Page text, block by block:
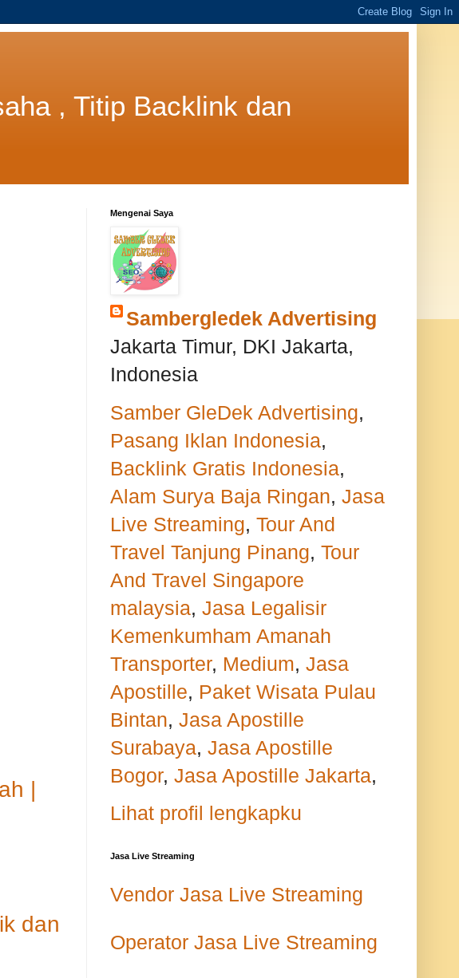
, Titip Backlink dan
|
dan
Mengenai Saya
Sambergledek Advertising
Jakarta Timur, DKI Jakarta,
Indonesia
Samber GleDek Advertising,
Pasang Iklan Indonesia,
Backlink Gratis Indonesia,
Alam Surya Baja Ringan, Jasa
Live Streaming, Tour And
Travel Tanjung Pinang, Tour
And Travel Singapore
malaysia, Jasa Legalisir
Kemenkumham Amanah
Transporter, Medium, Jasa
Apostille, Paket Wisata Pulau
Bintan, Jasa Apostille
Surabaya, Jasa Apostille
Bogor, Jasa Apostille Jakarta,
Lihat profil lengkapku
Jasa Live Streaming
Vendor Jasa Live Streaming
Operator Jasa Live Streaming